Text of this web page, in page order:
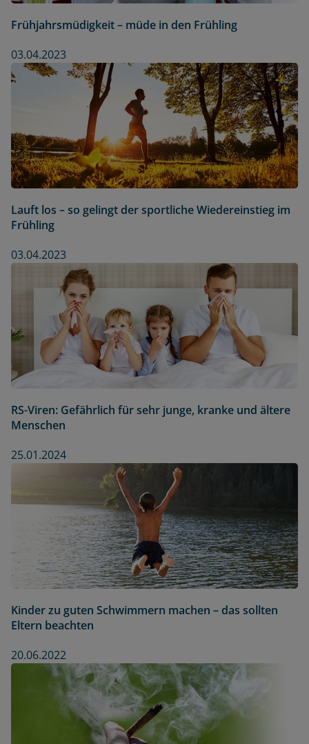
Frühjahrsmüdigkeit – müde in den Frühling
03.04.2023
Lauft los – so gelingt der sportliche Wiedereinstieg im
Frühling
03.04.2023
RS-Viren: Gefährlich für sehr junge, kranke und ältere
Menschen
25.01.2024
Kinder zu guten Schwimmern machen – das sollten
Eltern beachten
20.06.2022